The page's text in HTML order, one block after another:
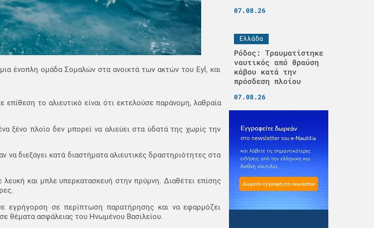
ένοπλη ομάδα Σομαλών στα ανοικτά των ακτών του Eyl, και
το αλιευτικό είναι ότι εκτελούσε παράνομη, λαθραία
ξένο πλοίο δεν μπορεί να αλιεύει στα ύδατά της χωρίς την
διεξάγει κατά διαστήματα αλιευτικές δραστηριότητες στα
και μπλε υπερκατασκευή στην πρύμνη. Διαθέτει επίσης
εγρήγορση σε περίπτωση παρατήρησης και να εφαρμόζει
θέματα ασφάλειας του Ηνωμένου Βασιλείου.
07.08.26
Ελλάδα
Ρόδος: Τραυματίστηκε
ναυτικός από θραύση
κάβου κατά την
πρόσδεση πλοίου
07.08.26